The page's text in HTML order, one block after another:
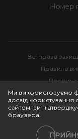
Номер
Всі права
Правила
Ми використовуємо
досвід
сайтом, ви
браузера.